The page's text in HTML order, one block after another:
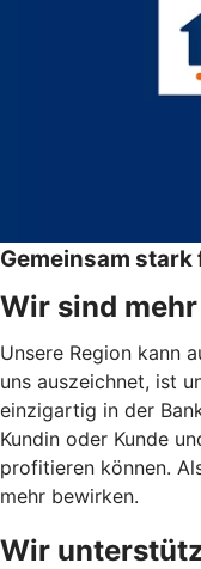
Gemeinsam
Wir sind
Unsere Region kann
uns auszeichnet, ist
einzigartig in der
Kundin oder Kunde
profitieren können.
mehr bewirken.
Wir